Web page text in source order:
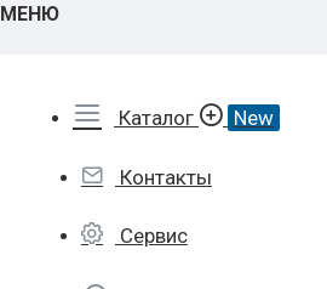
МЕНЮ
Каталог New
Контакты
Сервис